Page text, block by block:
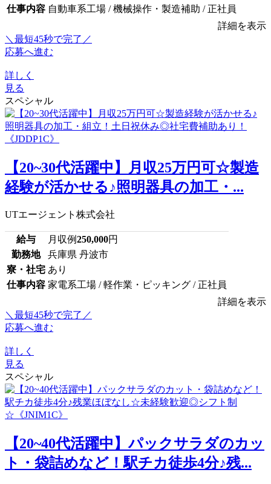
仕事内容 自動車系工場 / 機械操作・製造補助 / 正社員
詳細を表示
＼最短45秒で完了／
応募へ進む
詳しく
見る
スペシャル
【20~30代活躍中】月収25万円可☆製造
経験が活かせる♪照明器具の加工・...
UTエージェント株式会社
給与 月収例250,000円
勤務地
兵庫県 丹波市
寮・社宅 あり
仕事内容 家電系工場 / 軽作業・ピッキング / 正社員
詳細を表示
＼最短45秒で完了／
応募へ進む
詳しく
見る
スペシャル
【20~40代活躍中】パックサラダのカッ
ト・袋詰めなど！駅チカ徒歩4分♪残...